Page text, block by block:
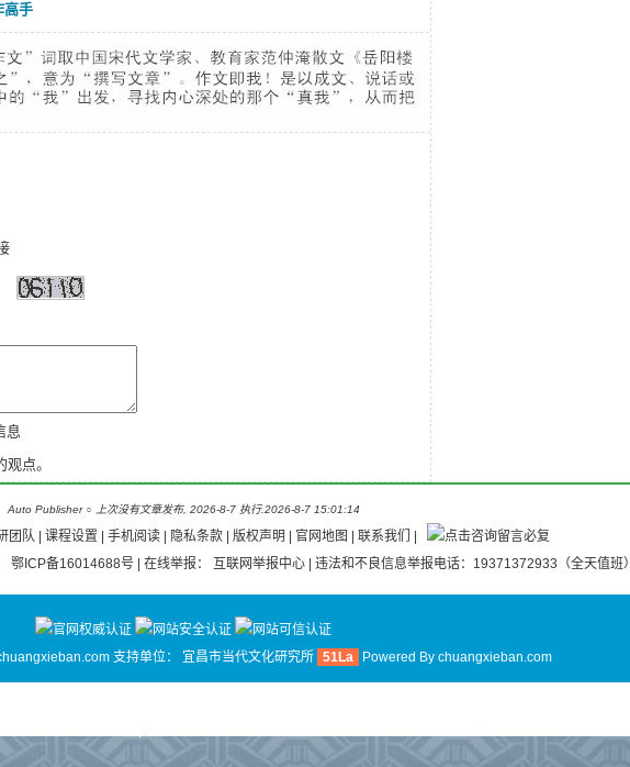
高手
息
点。
Auto Publisher ○ 上次没有文章发布, 2026-8-7 执行.2026-8-7 15:01:14
团队 课程设置 | 手机阅读 隐私条款 版权声明 官网地图 联系我们
鄂ICP备16014688号 | 在线举报： 互联网举报中心 | 违法和不良信息举报电话：19371372933（全天值班）
支持单位： 宜昌市当代文化研究所 51La Powered By chuangxieban.com